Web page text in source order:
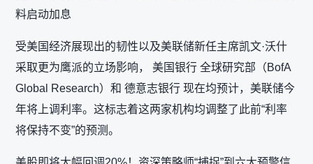
料启动加息
受美国经济展现出的韧性以及美联储新任主席凯文·沃什
采取更为鹰派的立场影响， 美国银行 全球研究部（BofA
Global Research）和 德意志银行 现在均预计，美联储今
年将上调利率。这标志着这两家机构均调整了此前“利率
将保持不变”的预测。